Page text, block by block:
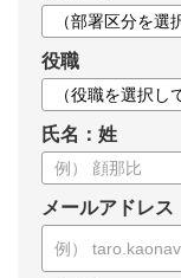
役職
氏名：姓
メールアドレス